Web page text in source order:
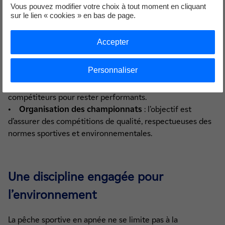
Un projet structuré autour de deux
axes
•Formation et sécurité: la ligue investit dans la
formation des bénévoles pour garantir la surveillance et la
sécurité des épreuves, ainsi que dans la préparation des
compétiteurs pour rester performants.
• Organisation des championnats : l’objectif est
d’assurer des compétitions de qualité, respectueuses des
normes sportives et environnementales.
Une discipline engagée pour
l’environnement
La pêche sportive en apnée ne se limite pas à la
Vous pouvez modifier votre choix à tout moment en cliquant
sur le lien « cookies » en bas de page.
Personnaliser
Accepter